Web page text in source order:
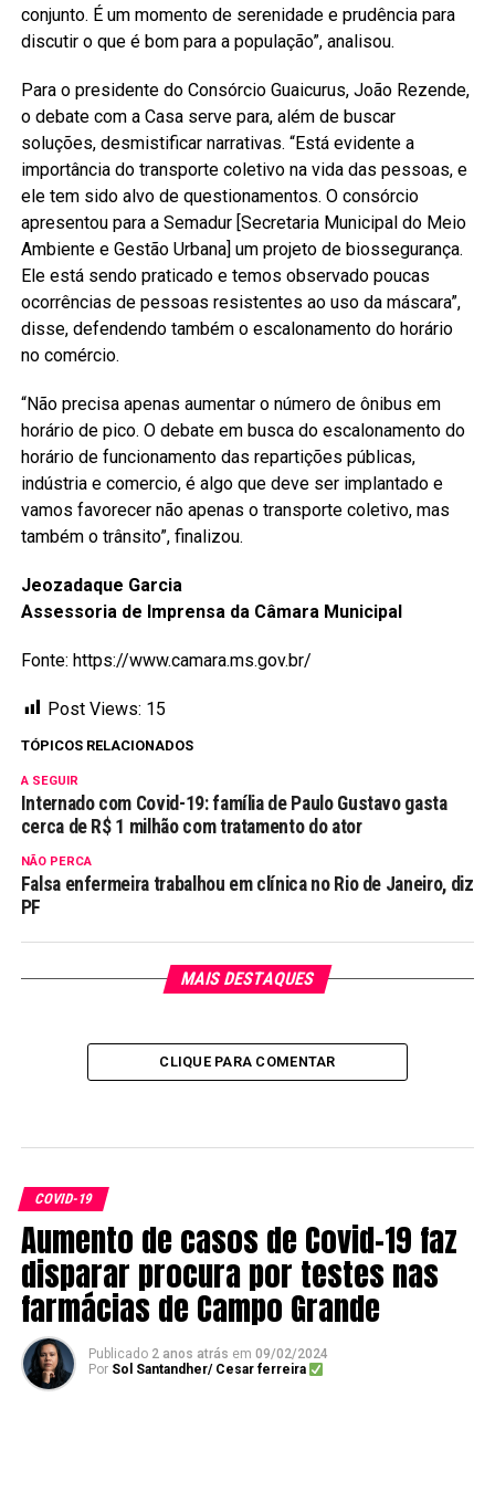
conjunto. É um momento de serenidade e prudência para
discutir o que é bom para a população”, analisou.
Para o presidente do Consórcio Guaicurus, João Rezende,
o debate com a Casa serve para, além de buscar
soluções, desmistificar narrativas. “Está evidente a
importância do transporte coletivo na vida das pessoas, e
ele tem sido alvo de questionamentos. O consórcio
apresentou para a Semadur [Secretaria Municipal do Meio
Ambiente e Gestão Urbana] um projeto de biossegurança.
Ele está sendo praticado e temos observado poucas
ocorrências de pessoas resistentes ao uso da máscara”,
disse, defendendo também o escalonamento do horário
no comércio.
“Não precisa apenas aumentar o número de ônibus em
horário de pico. O debate em busca do escalonamento do
horário de funcionamento das repartições públicas,
indústria e comercio, é algo que deve ser implantado e
vamos favorecer não apenas o transporte coletivo, mas
também o trânsito”, finalizou.
Jeozadaque Garcia
Assessoria de Imprensa da Câmara Municipal
Fonte: https://www.camara.ms.gov.br/
Post Views: 15
TÓPICOS RELACIONADOS
A SEGUIR
Internado com Covid-19: família de Paulo Gustavo gasta
cerca de R$ 1 milhão com tratamento do ator
NÃO PERCA
Falsa enfermeira trabalhou em clínica no Rio de Janeiro, diz
PF
MAIS DESTAQUES
CLIQUE PARA COMENTAR
COVID-19
Aumento de casos de Covid-19 faz
disparar procura por testes nas
farmácias de Campo Grande
Publicado 2 anos atrás em 09/02/2024
Por Sol Santandher/ Cesar ferreira